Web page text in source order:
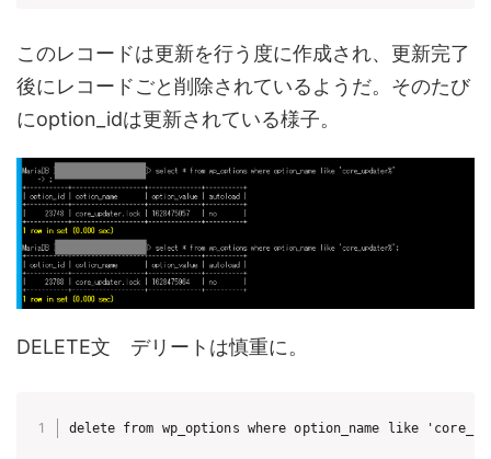
このレコードは更新を行う度に作成され、更新完了
後にレコードごと削除されているようだ。そのたび
にoption_idは更新されている様子。
DELETE文 デリートは慎重に。
delete from wp_options where option_name like